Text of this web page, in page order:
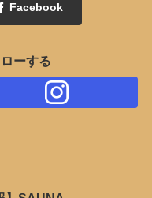
Facebook
ーする